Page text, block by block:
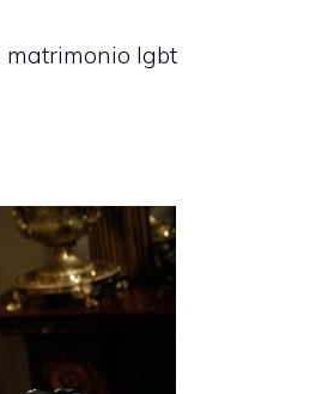
matrimonio lgbt